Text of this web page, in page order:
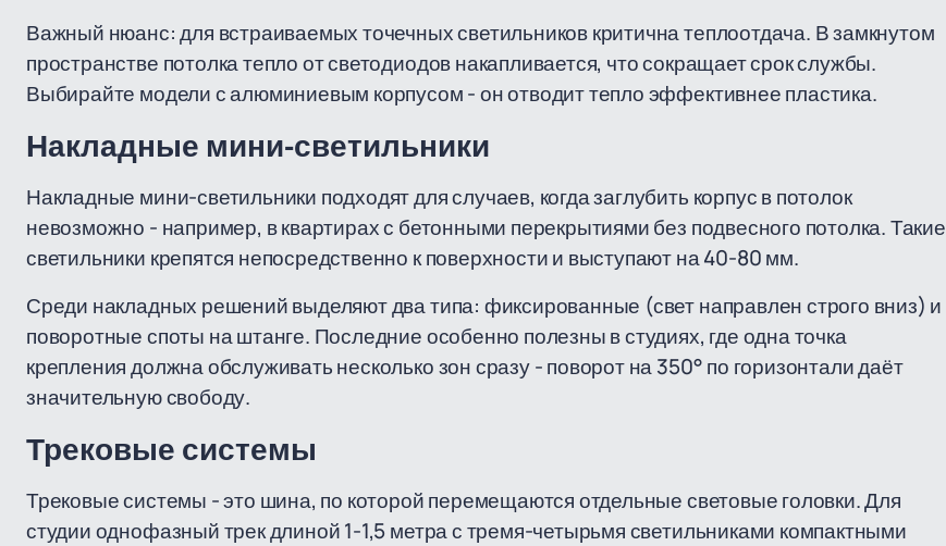
Важный нюанс: для встраиваемых точечных светильников критична теплоотдача. В замкнутом
пространстве потолка тепло от светодиодов накапливается, что сокращает срок службы.
Выбирайте модели с алюминиевым корпусом - он отводит тепло эффективнее пластика.
Накладные мини-светильники
Накладные мини-светильники подходят для случаев, когда заглубить корпус в потолок
невозможно - например, в квартирах с бетонными перекрытиями без подвесного потолка. Такие
светильники крепятся непосредственно к поверхности и выступают на 40-80 мм.
Среди накладных решений выделяют два типа: фиксированные (свет направлен строго вниз) и
поворотные споты на штанге. Последние особенно полезны в студиях, где одна точка
крепления должна обслуживать несколько зон сразу - поворот на 350° по горизонтали даёт
значительную свободу.
Трековые системы
Трековые системы - это шина, по которой перемещаются отдельные световые головки. Для
студии однофазный трек длиной 1-1,5 метра с тремя-четырьмя светильниками компактными